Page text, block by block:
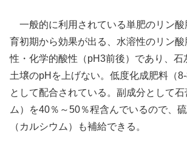
一般的に利用されている単肥のリン酸
育初期から効果が出る、水溶性のリン酸
性・化学的酸性（pH3前後）であり、石
土壌のpHを上げない。低度化成肥料（
として配合されている。副成分として
ム）を40％～50％程含んでいるので、
（カルシウム）も補給できる。